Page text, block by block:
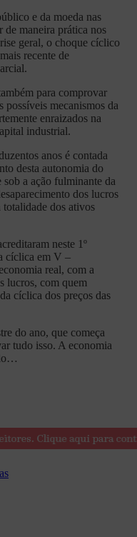
e da moeda nas
de maneira prática nos
geral, o choque cíclico
recente de
para comprovar
mecanismos da
enraizados na
industrial.
anos é contada
desta autonomia do
a ação fulminante da
dos lucros
totalidade dos ativos
neste 1º
cíclica em V –
real, com a
lucros, com quem
cíclica dos preços das
do ano, que começa
tudo isso. A economia